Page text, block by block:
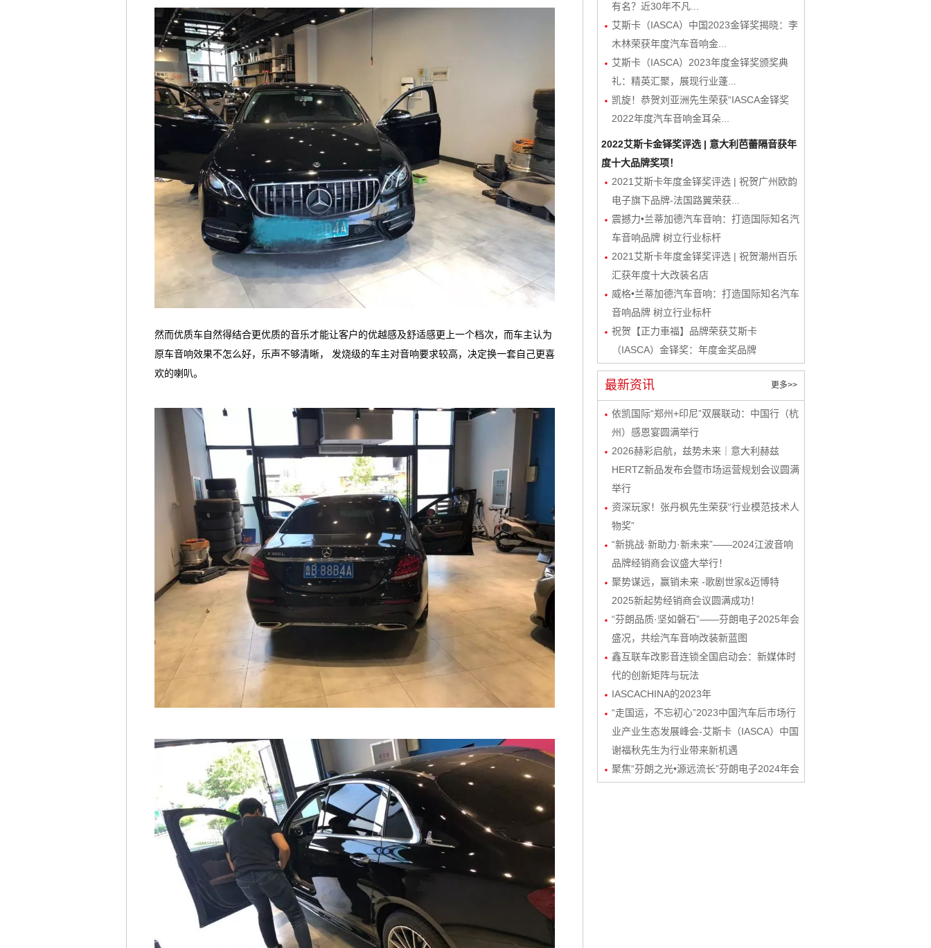
然而优质车自然得结合更优质的音乐才能让客户的优越感及舒适感更上一个档次，而车主认为
原车音响效果不怎么好，乐声不够清晰， 发烧级的车主对音响要求较高，决定换一套自己更喜
欢的喇叭。
有名？近30年不凡...
艾斯卡（IASCA）中国2023金铎奖揭晓：李
木林荣获年度汽车音响金...
艾斯卡（IASCA）2023年度金铎奖颁奖典
礼：精英汇聚，展现行业蓬...
凯旋！恭贺刘亚洲先生荣获“IASCA金铎奖
2022年度汽车音响金耳朵...
2022艾斯卡金铎奖评选 | 意大利芭蕾隔音获年
度十大品牌奖项！
2021艾斯卡年度金铎奖评选 | 祝贺广州欧韵
电子旗下品牌-法国路翼荣获...
震撼力•兰蒂加德汽车音响：打造国际知名汽
车音响品牌 树立行业标杆
2021艾斯卡年度金铎奖评选 | 祝贺潮州百乐
汇获年度十大改装名店
威格•兰蒂加德汽车音响：打造国际知名汽车
音响品牌 树立行业标杆
祝贺【正力車福】品牌荣获艾斯卡
（IASCA）金铎奖：年度金奖品牌
最新资讯 更多>>
依凯国际“郑州+印尼”双展联动：中国行（杭
州）感恩宴圆满举行
2026赫彩启航，兹势未来｜意大利赫兹
HERTZ新品发布会暨市场运营规划会议圆满
举行
资深玩家！张丹枫先生荣获“行业模范技术人
物奖”
“新挑战·新助力·新未来”——2024江波音响
品牌经销商会议盛大举行！
聚势谋远，赢销未来 -歌剧世家&迈博特
2025新起势经销商会议圆满成功！
“芬朗品质·坚如磐石”——芬朗电子2025年会
盛况，共绘汽车音响改装新蓝图
鑫互联车改影音连锁全国启动会：新媒体时
代的创新矩阵与玩法
IASCACHINA的2023年
“走国运，不忘初心”2023中国汽车后市场行
业产业生态发展峰会-艾斯卡（IASCA）中国
谢福秋先生为行业带来新机遇
聚焦“芬朗之光•源远流长”芬朗电子2024年会